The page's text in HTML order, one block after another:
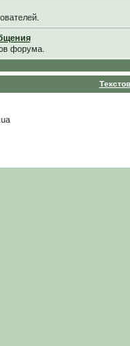
форума.